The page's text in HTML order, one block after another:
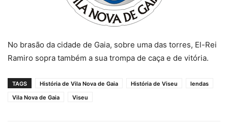
No brasão da cidade de Gaia, sobre uma das torres, El-Rei
Ramiro sopra também a sua trompa de caça e de vitória.
TAGS História de Vila Nova de Gaia História de Viseu
lendas
Vila Nova de Gaia
Viseu